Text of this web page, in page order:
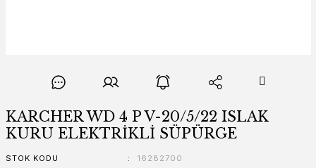
KARCHER WD 4 P V-20/5/22 ISLAK
KURU ELEKTRİKLİ SÜPÜRGE
STOK KODU
16282700